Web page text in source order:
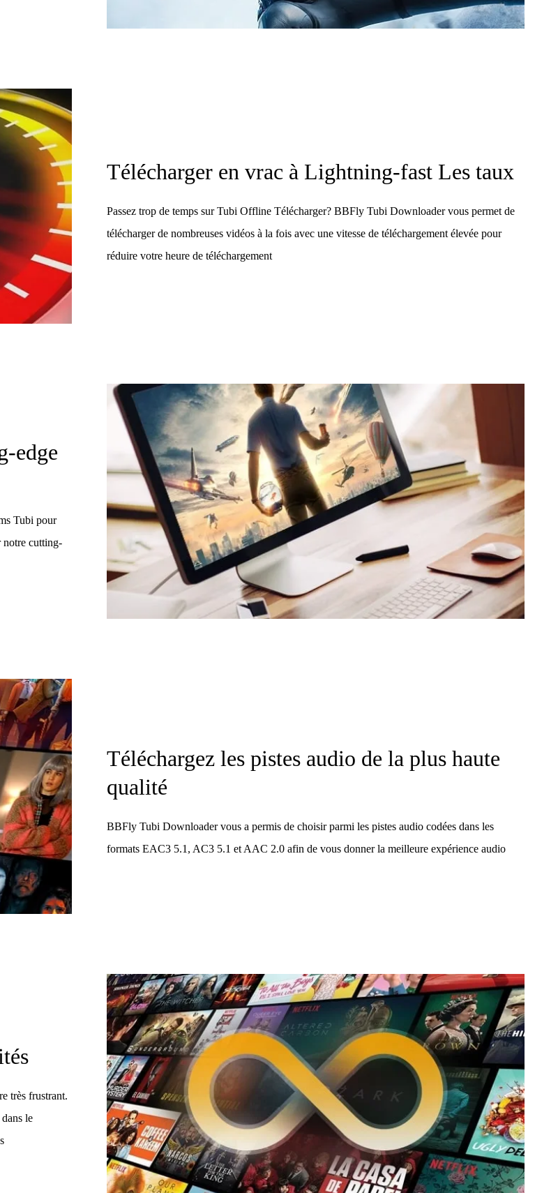
Télécharger en vrac à Lightning-fast Les taux
Passez trop de temps sur Tubi Offline Télécharger? BBFly Tubi Downloader vous permet de
télécharger de nombreuses vidéos à la fois avec une vitesse de téléchargement élevée pour
réduire votre heure de téléchargement
edge
Tubi pour
notre cutting-
Téléchargez les pistes audio de la plus haute
qualité
BBFly Tubi Downloader vous a permis de choisir parmi les pistes audio codées dans les
formats EAC3 5.1, AC3 5.1 et AAC 2.0 afin de vous donner la meilleure expérience audio
très frustrant.
le